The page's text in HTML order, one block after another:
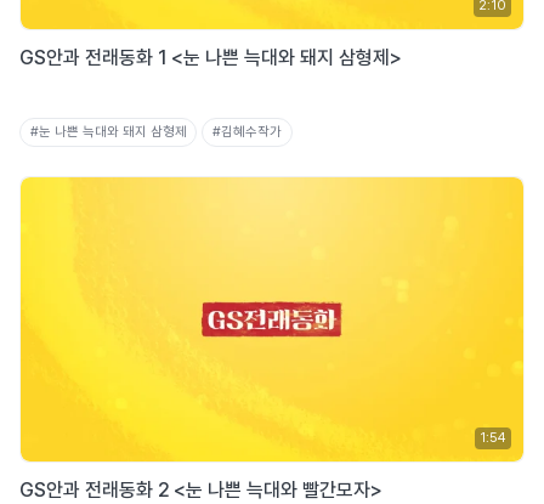
2:10
GS안과 전래동화 1 <눈 나쁜 늑대와 돼지 삼형제>
#눈 나쁜 늑대와 돼지 삼형제 #김혜수작가
1:54
GS안과 전래동화 2 <눈 나쁜 늑대와 빨간모자>